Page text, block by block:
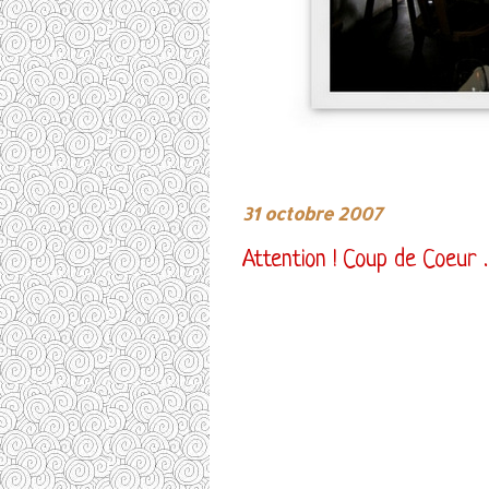
31 octobre 2007
Attention ! Coup de Coeur